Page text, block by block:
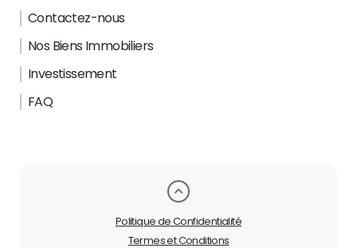
Contactez-nous
Nos Biens Immobiliers
Investissement
FAQ
Politique de Confidentialité
Termes et Conditions